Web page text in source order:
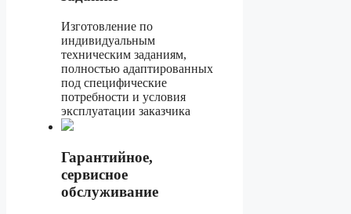
Изготовление по
индивидуальным
техническим заданиям,
полностью адаптированных
под специфические
потребности и условия
эксплуатации заказчика
Гарантийное,
сервисное
обслуживание